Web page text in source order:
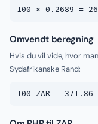
100 × 0.2689 =
Omvendt beregning
Hvis du vil vide, hvor
Sydafrikanske Rand:
100 ZAR = 371.86